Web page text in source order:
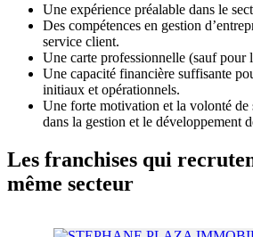
Une expérience préalable dans le
Des compétences en gestion
service client.
Une carte professionnelle (sauf pour
Une capacité financière suffisante
initiaux et opérationnels.
Une forte motivation et la volonté de
dans la gestion et le développement
Les franchises qui
même secteur